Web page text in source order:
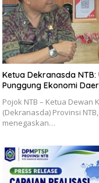
Ketua Dekranasda NTB:
Punggung Ekonomi
Pojok NTB – Ketua
(Dekranasda) Provinsi
menegaskan…